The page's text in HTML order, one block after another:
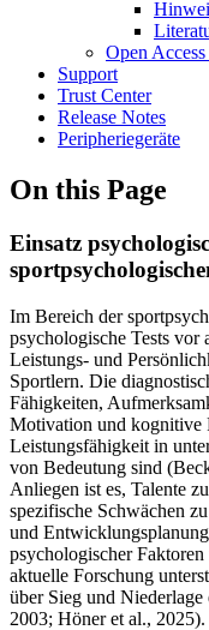
Open Access
Support
Trust Center
Release Notes
Peripheriegeräte
On this Page
Einsatz
Im Bereich der
psychologische Tests
Leistungs- und
Sportlern. Die
Fähigkeiten,
Motivation und kognitive
Leistungsfähigkeit in
von Bedeutung sind
Anliegen ist es, Talente
spezifische Schwächen
und
psychologischer
aktuelle Forschung
über Sieg und
2003; Höner et al., 2025).